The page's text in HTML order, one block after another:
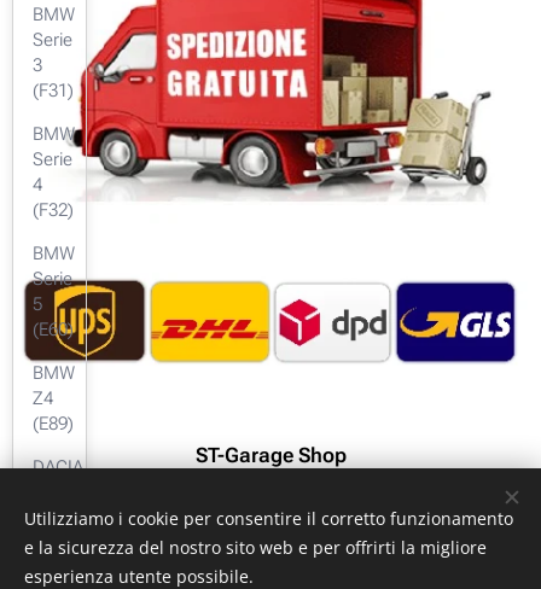
BMW
Serie
3
(F31)
BMW
Serie
4
(F32)
BMW
Serie
5
(E60)
BMW
Z4
(E89)
DACIA
(HS)
DACIA
ST-Garage Shop
Utilizziamo i cookie per consentire il corretto funzionamento
e la sicurezza del nostro sito web e per offrirti la migliore
esperienza utente possibile.